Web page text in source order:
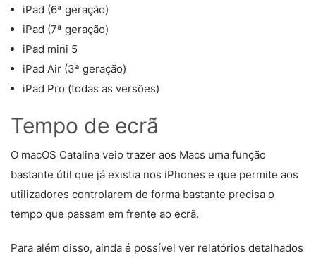
iPad (6ª geração)
iPad (7ª geração)
iPad mini 5
iPad Air (3ª geração)
iPad Pro (todas as versões)
Tempo de ecrã
O macOS Catalina veio trazer aos Macs uma função
bastante útil que já existia nos iPhones e que permite aos
utilizadores controlarem de forma bastante precisa o
tempo que passam em frente ao ecrã.
Para além disso, ainda é possível ver relatórios detalhados